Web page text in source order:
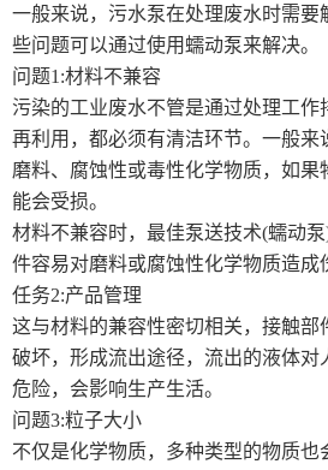
一般来说，污水泵在处理废水时需要
些问题可以通过使用蠕动泵来解决。
问题1:材料不兼容
污染的工业废水不管是通过处理工作
再利用，都必须有清洁环节。一般来
磨料、腐蚀性或毒性化学物质，如果
能会受损。
材料不兼容时，最佳泵送技术(蠕动
件容易对磨料或腐蚀性化学物质造成
任务2:产品管理
这与材料的兼容性密切相关，接触部
破坏，形成流出途径，流出的液体对
危险，会影响生产生活。
问题3:粒子大小
不仅是化学物质，多种类型的物质也